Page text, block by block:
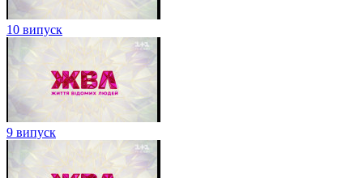
10 випуск
9 випуск